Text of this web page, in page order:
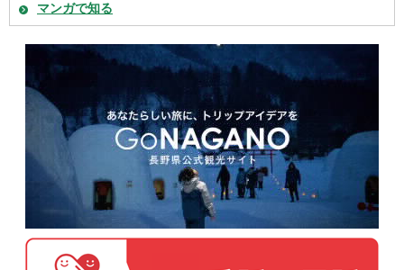
マンガで知る